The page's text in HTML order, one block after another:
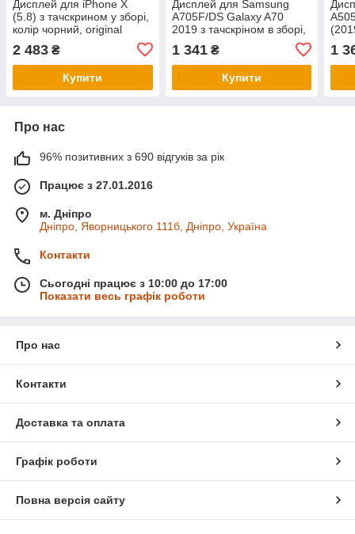
Дисплей для iPhone X
(5.8) з тачскрином у зборі,
колір чорний, original
2 483 ₴
Купити
Дисплей для Samsung
A705F/DS Galaxy A70
2019 з тачскріном в зборі,
1 341₴
Купити
1
Про нас
96% позитивних з 690 відгуків за рік
Працює з 27.01.2016
м. Дніпро
Дніпро, Яворницького 111б, Дніпро, Україна
Контакти
Сьогодні працює з 10:00 до 17:00
Показати весь графік роботи
Про нас
Контакти
Доставка та оплата
Графік роботи
Повна версія сайту